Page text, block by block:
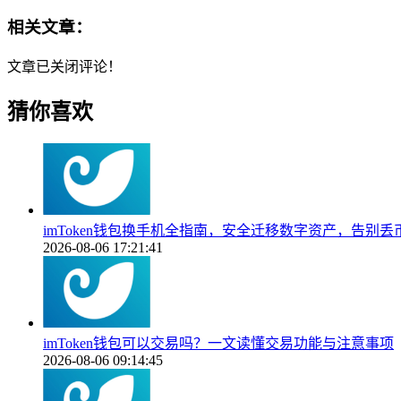
相关文章：
文章已关闭评论！
猜你喜欢
imToken钱包换手机全指南，安全迁移数字资产，告别丢
2026-08-06 17:21:41
imToken钱包可以交易吗？一文读懂交易功能与注意事项
2026-08-06 09:14:45